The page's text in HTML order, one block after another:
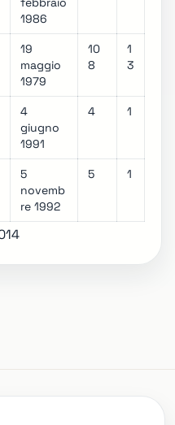
1986
19
maggio
1979
10
8
1
3
4
giugno
1991
4 1
5
novemb
re 1992
5 1